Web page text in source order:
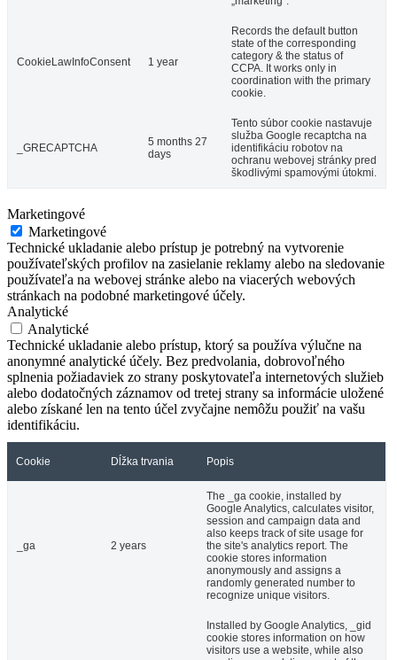
CookieLawInfoConsent 1 year
Records the default button
state of the corresponding
category & the status of
CCPA. It works only in
coordination with the primary
cookie.
_GRECAPTCHA
5 months 27
days
Tento súbor cookie nastavuje
služba Google recaptcha na
identifikáciu robotov na
ochranu webovej stránky pred
škodlivými spamovými útokmi.
Marketingové
Marketingové
Technické ukladanie alebo prístup je potrebný na vytvorenie
používateľských profilov na zasielanie reklamy alebo na sledovanie
používateľa na webovej stránke alebo na viacerých webových
stránkach na podobné marketingové účely.
Analytické
Analytické
Technické ukladanie alebo prístup, ktorý sa používa výlučne na
anonymné analytické účely. Bez predvolania, dobrovoľného
splnenia požiadaviek zo strany poskytovateľa internetových služieb
alebo dodatočných záznamov od tretej strany sa informácie uložené
alebo získané len na tento účel zvyčajne nemôžu použiť na vašu
identifikáciu.
Cookie Dĺžka trvania Popis
_ga 2 years
The _ga cookie, installed by
Google Analytics, calculates visitor,
session and campaign data and
also keeps track of site usage for
the site's analytics report. The
cookie stores information
anonymously and assigns a
randomly generated number to
recognize unique visitors.
Installed by Google Analytics, _gid
cookie stores information on how
visitors use a website, while also